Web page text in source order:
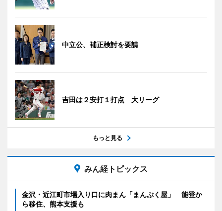
中立公、補正検討を要請
吉田は２安打１打点 大リーグ
もっと見る
みん経トピックス
金沢・近江町市場入り口に肉まん「まんぷく屋」 能登か
ら移住、熊本支援も